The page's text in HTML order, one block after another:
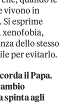
vivono in
esprime
xenofobia,
dello stesso
per evitarlo.
il Papa.
spinta agli